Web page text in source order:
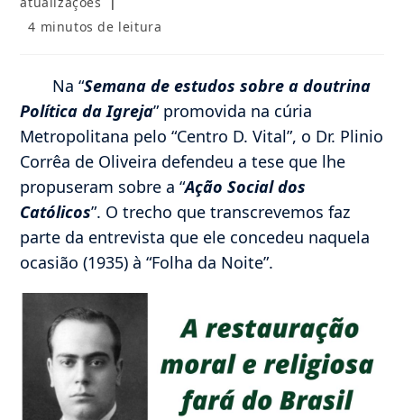
Tempo
4 minutos de leitura
Na “Semana de estudos sobre a doutrina
Política da Igreja” promovida na cúria
Metropolitana pelo “Centro D. Vital”, o Dr. Plinio
Corrêa de Oliveira defendeu a tese que lhe
propuseram sobre a “Ação Social dos
Católicos”. O trecho que transcrevemos faz
parte da entrevista que ele concedeu naquela
ocasião (1935) à “Folha da Noite”.